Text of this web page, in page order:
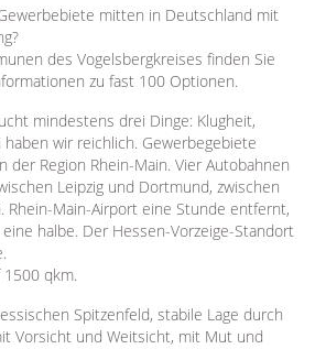
mitten in Deutschland mit
des Vogelsbergkreises finden Sie
zu fast 100 Optionen.
mindestens drei Dinge: Klugheit,
haben wir reichlich. Gewerbegebiete
der Region Rhein-Main. Vier Autobahnen
Leipzig und Dortmund, zwischen
Rhein-Main-Airport eine Stunde entfernt,
halbe. Der Hessen-Vorzeige-Standort
qkm.
Spitzenfeld, stabile Lage durch
Vorsicht und Weitsicht, mit Mut und